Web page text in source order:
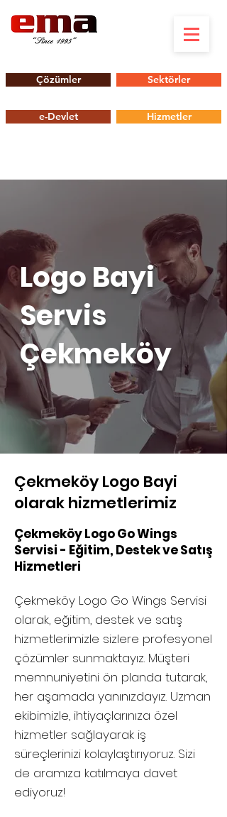
Çözümler Sektörler
e-Devlet Hizmetler
Logo Bayi
Servis
Çekmeköy
Çekmeköy Logo Bayi
olarak hizmetlerimiz
Çekmeköy Logo Go Wings
Servisi - Eğitim, Destek ve Satış
Hizmetleri
Çekmeköy Logo Go Wings Servisi
olarak, eğitim, destek ve satış
hizmetlerimizle sizlere profesyonel
çözümler sunmaktayız. Müşteri
memnuniyetini ön planda tutarak,
her aşamada yanınızdayız. Uzman
ekibimizle, ihtiyaçlarınıza özel
hizmetler sağlayarak iş
süreçlerinizi kolaylaştırıyoruz. Sizi
de aramıza katılmaya davet
ediyoruz!